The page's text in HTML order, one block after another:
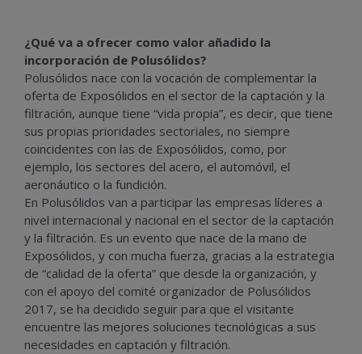
¿Qué va a ofrecer como valor añadido la
incorporación de Polusólidos?
Polusólidos nace con la vocación de complementar la
oferta de Exposólidos en el sector de la captación y la
filtración, aunque tiene “vida propia”, es decir, que tiene
sus propias prioridades sectoriales, no siempre
coincidentes con las de Exposólidos, como, por
ejemplo, los sectores del acero, el automóvil, el
aeronáutico o la fundición.
En Polusólidos van a participar las empresas líderes a
nivel internacional y nacional en el sector de la captación
y la filtración. Es un evento que nace de la mano de
Exposólidos, y con mucha fuerza, gracias a la estrategia
de “calidad de la oferta” que desde la organización, y
con el apoyo del comité organizador de Polusólidos
2017, se ha decidido seguir para que el visitante
encuentre las mejores soluciones tecnológicas a sus
necesidades en captación y filtración.